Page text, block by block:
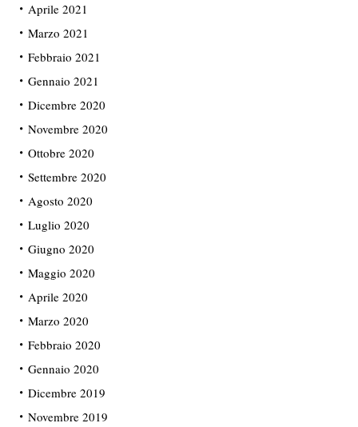
Aprile 2021
Marzo 2021
Febbraio 2021
Gennaio 2021
Dicembre 2020
Novembre 2020
Ottobre 2020
Settembre 2020
Agosto 2020
Luglio 2020
Giugno 2020
Maggio 2020
Aprile 2020
Marzo 2020
Febbraio 2020
Gennaio 2020
Dicembre 2019
Novembre 2019